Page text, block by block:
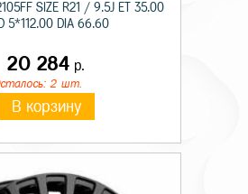
SIZE R21 / 9.5J ET 35.00
5*112.00 DIA 66.60
20 284 р.
2 шт.
В корзину